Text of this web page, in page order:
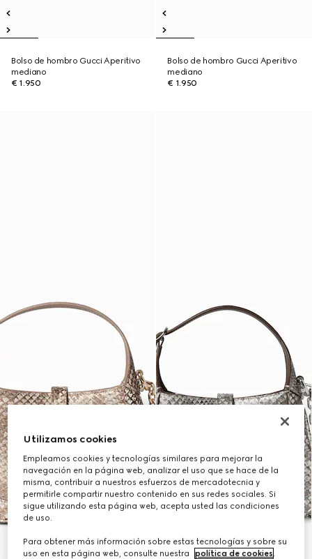
Bolso de hombro Gucci Aperitivo
mediano
€ 1.950
Bolso de hombro Gucci Aperitivo
mediano
€ 1.950
Utilizamos cookies
Empleamos cookies y tecnologías similares para mejorar la
navegación en la página web, analizar el uso que se hace de la
misma, contribuir a nuestros esfuerzos de mercadotecnia y
permitirle compartir nuestro contenido en sus redes sociales. Si
sigue utilizando esta página web, acepta usted las condiciones
de uso.
Para obtener más información sobre estas tecnologías y sobre su
uso en esta página web, consulte nuestra
política de cookies.